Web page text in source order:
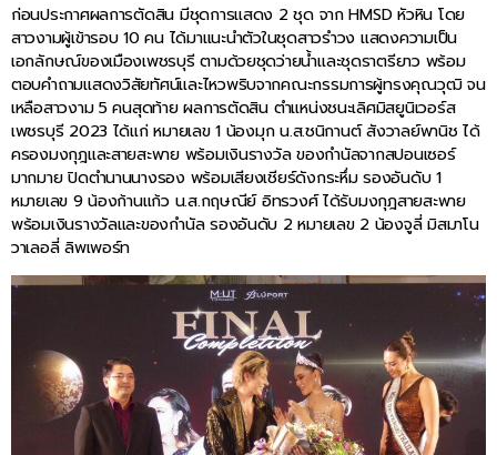
ก่อนประกาศผลการตัดสิน มีชุดการแสดง 2 ชุด จาก HMSD หัวหิน โดย
สาวงามผู้เข้ารอบ 10 คน ได้มาแนะนำตัวในชุดสาวรำวง แสดงความเป็น
เอกลักษณ์ของเมืองเพชรบุรี ตามด้วยชุดว่ายน้ำและชุดราตรียาว พร้อม
ตอบคำถามแสดงวิสัยทัศน์และไหวพริบจากคณะกรรมการผู้ทรงคุณวุฒิ จน
เหลือสาวงาม 5 คนสุดท้าย ผลการตัดสิน ตำแหน่งชนะเลิศมิสยูนิเวอร์ส
เพชรบุรี 2023 ได้แก่ หมายเลข 1 น้องมุก น.ส.ชนิกานต์ สังวาลย์พานิช ได้
ครองมงกุฎและสายสะพาย พร้อมเงินรางวัล ของกำนัลจากสปอนเซอร์
มากมาย ปิดตำนานนางรอง พร้อมเสียงเชียร์ดังกระหึ่ม รองอันดับ 1
หมายเลข 9 น้องก้านแก้ว น.ส.กฤษณีย์ อิทรวงศ์ ได้รับมงกุฎสายสะพาย
พร้อมเงินรางวัลและของกำนัล รองอันดับ 2 หมายเลข 2 น้องจูลี่ มิสมาโน
วาเลอลี่ ลิพเพอร์ท